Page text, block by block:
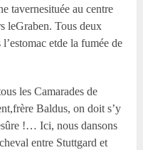
tavernesituée au centre
leGraben. Tous deux
etde la fumée de
les Camarades de
Baldus, on doit s’y
!… Ici, nous dansons
entre Stuttgard et